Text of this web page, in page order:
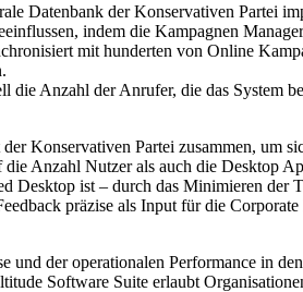
Datenbank der Konservativen Partei
indem die Kampagnen
mit hunderten von Online
Anzahl der Anrufer, die das System
Konservativen Partei zusammen, um
Anzahl Nutzer als auch die Desktop
Desktop ist – durch das Minimieren der
präzise als Input für die Corporate
und der operationalen Performance in
Software Suite erlaubt